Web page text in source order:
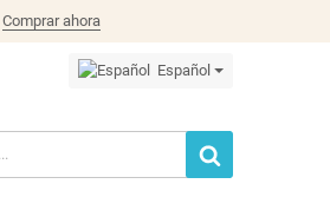
Comprar ahora
Español